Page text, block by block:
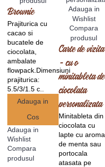
Brownie
Prajiturica cu
cacao si
bucatele de
ciocolata,
ambalate
flowpack.Dimensiuni
prajiturica:
5.5/3/1.5 c..
Adauga in
Cos
Adauga in
Wishlist
Compara
produsul
Adauga in
Wishlist
Compara
produsul
Carte de vizita
- cu o
minitableta de
ciocolata
personalizata
Minitableta din
ciocolata cu
lapte cu aroma
de menta sau
portocala
atasata pe